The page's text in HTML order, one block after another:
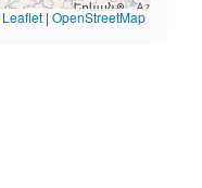
Leaflet | OpenStreetMap